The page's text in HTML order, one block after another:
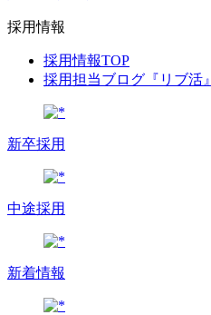
採用情報
採用情報TOP
採用担当ブログ『リブ活』
新卒採用
中途採用
新着情報